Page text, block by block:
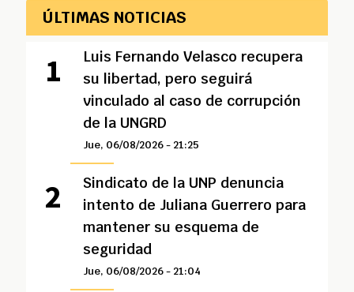
ÚLTIMAS NOTICIAS
Luis Fernando Velasco recupera
su libertad, pero seguirá
vinculado al caso de corrupción
de la UNGRD
Jue, 06/08/2026 - 21:25
Sindicato de la UNP denuncia
intento de Juliana Guerrero para
mantener su esquema de
seguridad
Jue, 06/08/2026 - 21:04